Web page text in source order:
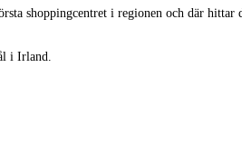
shoppingcentret i regionen och där
i Irland.